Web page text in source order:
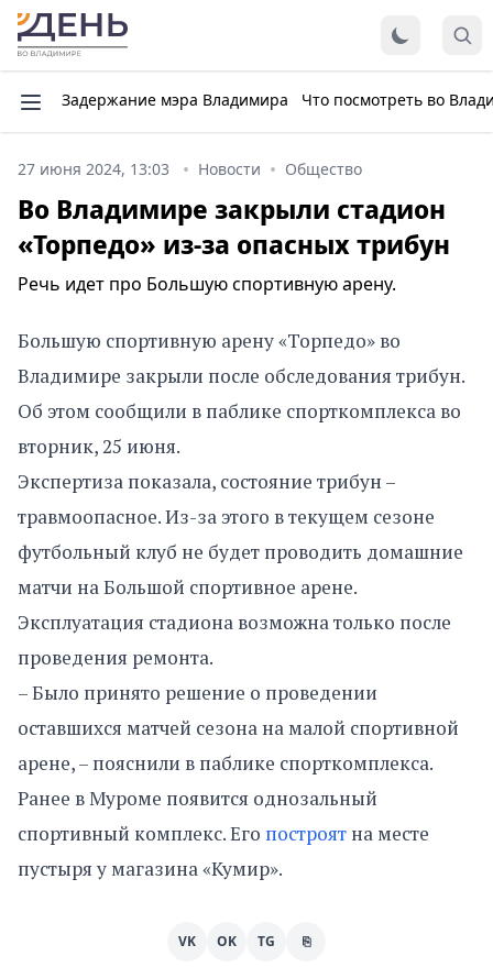
Задержание мэра Владимира Что посмотреть во
27 июня 2024, 13:03 Новости Общество
Во Владимире закрыли стадион
«Торпедо» из-за опасных трибун
Речь идет про Большую спортивную арену.
Большую спортивную арену «Торпедо» во
Владимире закрыли после обследования трибун.
Об этом сообщили в паблике спорткомплекса во
вторник, 25 июня.
Экспертиза показала, состояние трибун –
травмоопасное. Из-за этого в текущем сезоне
футбольный клуб не будет проводить домашние
матчи на Большой спортивное арене.
Эксплуатация стадиона возможна только после
проведения ремонта.
– Было принято решение о проведении
оставшихся матчей сезона на малой спортивной
арене, – пояснили в паблике спорткомплекса.
Ранее в Муроме появится однозальный
спортивный комплекс. Его построят на месте
пустыря у магазина «Кумир».
VK OK TG ⎘